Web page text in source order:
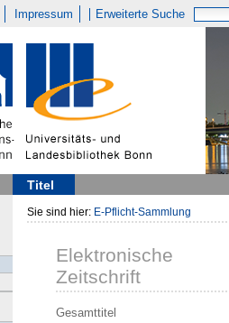
Impressum Erweiterte Suche
Titel
Sie sind hier: E-Pflicht-Sammlung
Elektronische
Zeitschrift
Gesamttitel